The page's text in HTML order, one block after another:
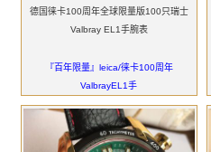
德国徕卡100周年全球限量版100只瑞士
Valbray EL1手腕表
『百年限量』leica/徕卡100周年
ValbrayEL1手